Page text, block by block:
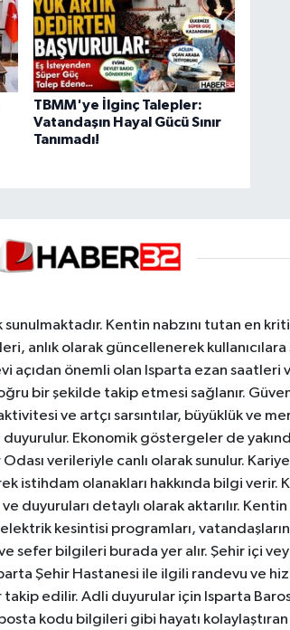
TBMM'ye İlginç Talepler:
Vatandaşın Hayal Gücü Sınır
Tanımadı!
Kentin nabzını tutan en
anlık olarak güncellenerek
açıdan önemli olan Isparta ezan
bir şekilde takip etmesi sağlanır.
ve artçı sarsıntılar, büyüklük ve
Ekonomik göstergeler de
verileriyle canlı olarak sunulur.
istihdam olanakları hakkında bilgi verir.
duyuruları detaylı olarak aktarılır.
kesintisi programları,
sefer bilgileri burada yer alır. Şehir içi
Şehir Hastanesi ile ilgili randevu ve
edilir. Adli duyurular için Isparta
kodu bilgileri gibi hayatı